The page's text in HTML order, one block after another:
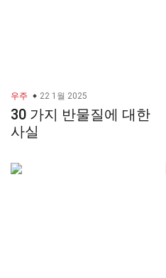
우주 22 1월 2025
30 가지 반물질에 대한
사실